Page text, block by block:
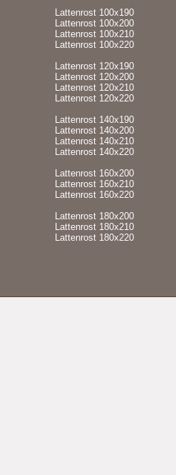
Lattenrost 100x190
Lattenrost 100x200
Lattenrost 100x210
Lattenrost 100x220
Lattenrost 120x190
Lattenrost 120x200
Lattenrost 120x210
Lattenrost 120x220
Lattenrost 140x190
Lattenrost 140x200
Lattenrost 140x210
Lattenrost 140x220
Lattenrost 160x200
Lattenrost 160x210
Lattenrost 160x220
Lattenrost 180x200
Lattenrost 180x210
Lattenrost 180x220